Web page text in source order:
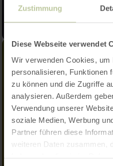
Zustimmung
Diese Webseite verwendet
Wir verwenden Cookies, um
personalisieren, Funktionen
zu können und die Zugriffe
analysieren. Außerdem
Verwendung unserer
soziale Medien, Werbung
Partner führen diese
weiteren Daten zusammen,